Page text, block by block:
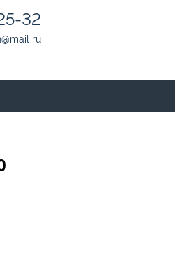
32
@mail.ru